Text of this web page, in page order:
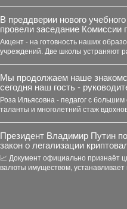
В преддверии нового
провели заседание Комиссии
чрезвычайным ситуациям и
безопасности.
Акцент - на готовность наших
учреждений. Две школы устраняют ранее
Мы продолжаем наше
сегодня наш гость -
студии «Просто интересно» -
Роза Ильясовна.
Роза Ильясовна - педагог с
таланты и многолетний стаж
Президент Владимир Путин
закон о легализации
России.
📈 Документ официально признаёт
валюты имуществом, устанавливает